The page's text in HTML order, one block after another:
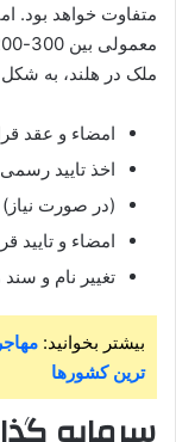
متفاوت خواهد بود.
ملک در هلند، به شکل
امضاء و عقد
اخذ تایید
(در صورت
امضاء و تایید
تغییر نام و سند
بیشتر بخوانید:
ترین کشورها